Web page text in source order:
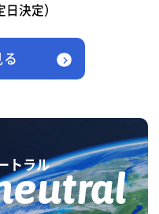
決定）
トラル